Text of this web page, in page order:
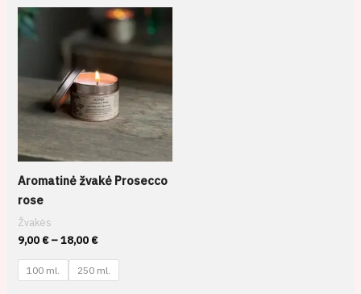
Aromatinė žvakė Prosecco
rose
Žvakės
9,00 € – 18,00 €
Price
range:
9,00 €
18,00 €
100 ml. 250 ml.